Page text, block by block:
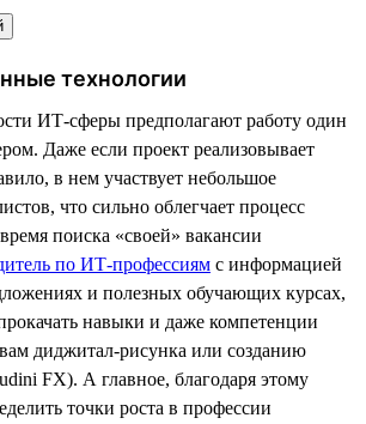
технологии
ИТ-сферы предполагают работу один
Даже если проект реализовывает
в нем участвует небольшое
что сильно облегчает процесс
поиска «своей» вакансии
по ИТ-профессиям с информацией
и полезных обучающих курсах,
навыки и даже компетенции
диджитал-рисунка или созданию
FX). А главное, благодаря этому
точки роста в профессии